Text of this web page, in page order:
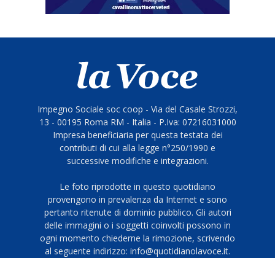
Impegno Sociale soc coop - Via del Casale Strozzi,
13 - 00195 Roma RM - Italia - P.Iva: 07216031000
Impresa beneficiaria per questa testata dei
contributi di cui alla legge n°250/1990 e
successive modifiche e integrazioni.
Le foto riprodotte in questo quotidiano
provengono in prevalenza da Internet e sono
pertanto ritenute di dominio pubblico. Gli autori
delle immagini o i soggetti coinvolti possono in
ogni momento chiederne la rimozione, scrivendo
al seguente indirizzo: info@quotidianolavoce.it.